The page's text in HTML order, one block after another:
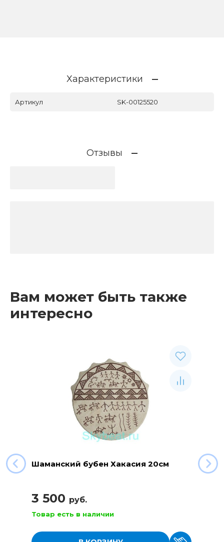
Характеристики
Артикул SK-00125520
Отзывы
Вам может быть также
интересно
Шаманский бубен Хакасия 20см
3 500 руб.
Товар есть в наличии